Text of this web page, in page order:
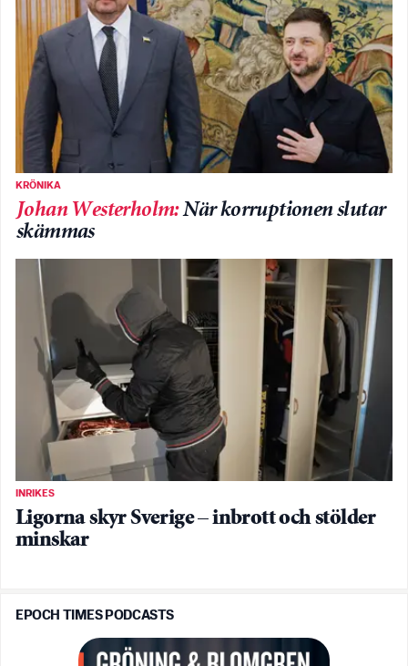
KRÖNIKA
Johan Westerholm:När korruptionen slutar
skämmas
INRIKES
Ligorna skyr Sverige – inbrott och stölder
minskar
EPOCH TIMES PODCASTS